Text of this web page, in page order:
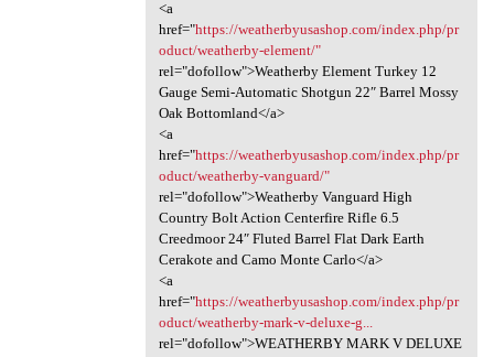
<a
href="https://weatherbyusashop.com/index.php/pr
oduct/weatherby-element/"
rel="dofollow">Weatherby Element Turkey 12
Gauge Semi-Automatic Shotgun 22″ Barrel Mossy
Oak Bottomland</a>
<a
href="https://weatherbyusashop.com/index.php/pr
oduct/weatherby-vanguard/"
rel="dofollow">Weatherby Vanguard High
Country Bolt Action Centerfire Rifle 6.5
Creedmoor 24″ Fluted Barrel Flat Dark Earth
Cerakote and Camo Monte Carlo</a>
<a
href="https://weatherbyusashop.com/index.php/pr
oduct/weatherby-mark-v-deluxe-g...
rel="dofollow">WEATHERBY MARK V DELUXE